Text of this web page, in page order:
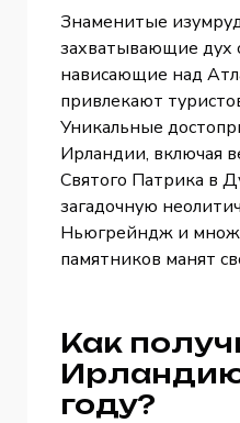
Знаменитые
захватывающие дух
нависающие над
привлекают
Уникальные
Ирландии, включая
Святого Патрика в
загадочную
Ньюгрейндж и
памятников манят
Как
году?